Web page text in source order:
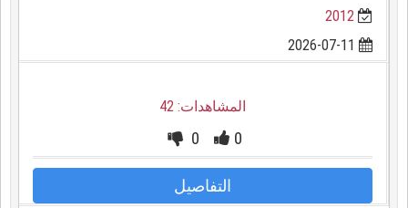
2012
المشاهدات: 42
0
0
التفاصيل